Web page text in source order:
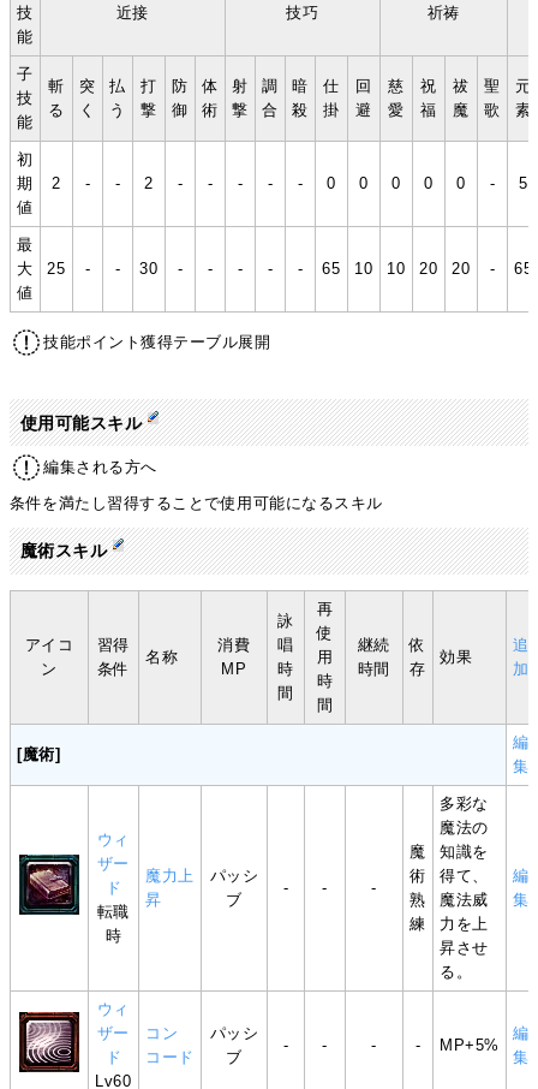
技
能
近接 技巧 祈祷
子
技
能
斬
る
突
く
払
う
打
撃
防
御
体
術
射
撃
調
合
暗
殺
仕
掛
回
避
慈
愛
祝
福
祓
魔
聖
歌
元
素
初
期
値
2 - - 2 - - - - - 0 0 0 0 0 - 5
最
大
値
25 - - 30 - - - - - 65 10 10 20 20 - 65
技能ポイント獲得テーブル展開
使用可能スキル
編集される方へ
条件を満たし習得することで使用可能になるスキル
魔術スキル
アイコ
ン
習得
条件
名称
消費
MP
詠
唱
時
間
再
使
用
時
間
継続
時間
依
存
効果
追
加
[魔術]
編
集
ウィ
ザー
ド
転職
時
魔力上
昇
パッシ
ブ
- - -
魔
術
熟
練
多彩な
魔法の
知識を
得て、
魔法威
力を上
昇させ
る。
編
集
ウィ
ザー
ド
Lv60
コン
コード
パッシ
ブ
- - - - MP+5%
編
集